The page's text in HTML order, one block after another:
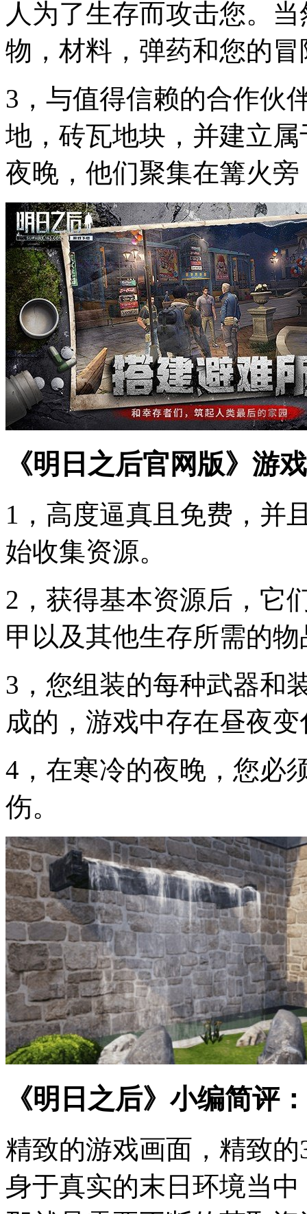
人为了生存而攻击您。
物，材料，弹药和您的
3，与值得信赖的合作伙
地，砖瓦地块，并建立
夜晚，他们聚集在篝火
《明日之后官网版》游
1，高度逼真且免费，并
始收集资源。
2，获得基本资源后，它
甲以及其他生存所需的物
3，您组装的每种武器和
成的，游戏中存在昼夜变
4，在寒冷的夜晚，您必
伤。
《明日之后》小编简评：
精致的游戏画面，精致
身于真实的末日环境当